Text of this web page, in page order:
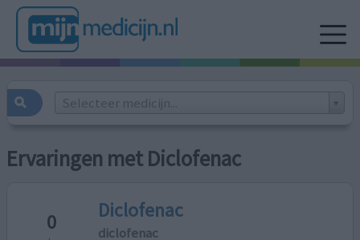
Selecteer medicijn...
Ervaringen met Diclofenac
0
Diclofenac
diclofenac